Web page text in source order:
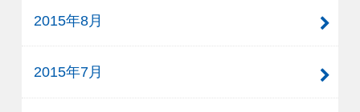
2015年8月
2015年7月